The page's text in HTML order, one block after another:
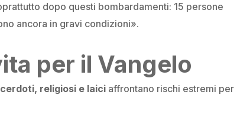
dopo questi bombardamenti: 15 persone
ancora in gravi condizioni».
per il Vangelo
religiosi e laici affrontano rischi estremi per